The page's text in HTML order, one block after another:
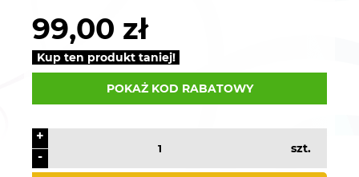
99,00 zł
Kup ten produkt taniej!
POKAŻ KOD RABATOWY
-
+
szt.